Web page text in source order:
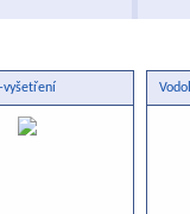
vyšetření